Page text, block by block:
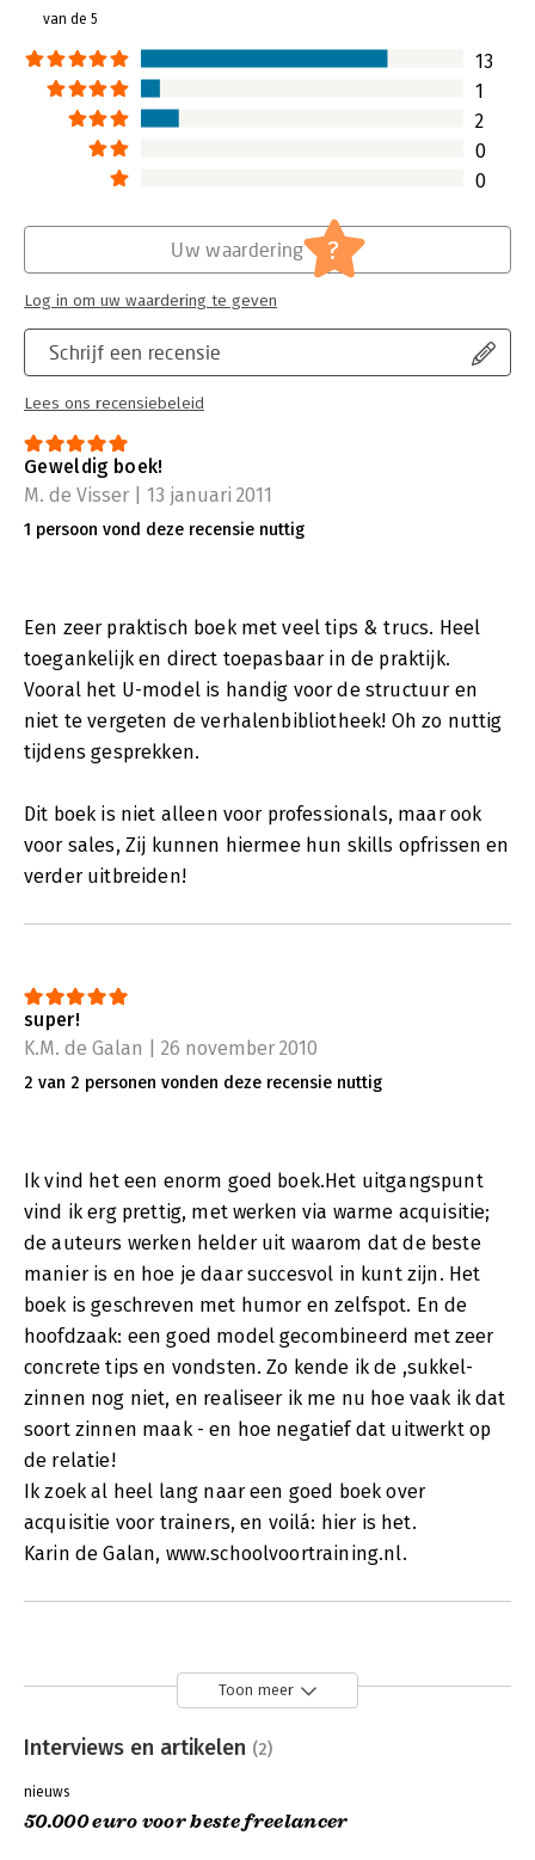
potentiële klanten aan tafel te
prettige manier een koopgesprek te
voeren.
van de 5
13
1
2
0
0
Schrijf een recensie
Lees ons recensiebeleid
Uw waardering ?
Log in om uw waardering te geven
Geweldig boek!
M. de Visser | 13 januari 2011
1 persoon vond deze recensie nuttig
Een zeer praktisch boek met veel tips & trucs. Heel
toegankelijk en direct toepasbaar in de praktijk.
Vooral het U-model is handig voor de structuur en
niet te vergeten de verhalenbibliotheek! Oh zo nuttig
tijdens gesprekken.
Dit boek is niet alleen voor professionals, maar ook
voor sales, Zij kunnen hiermee hun skills opfrissen en
verder uitbreiden!
super!
K.M. de Galan | 26 november 2010
2 van 2 personen vonden deze recensie nuttig
Ik vind het een enorm goed boek.Het uitgangspunt
vind ik erg prettig, met werken via warme acquisitie;
de auteurs werken helder uit waarom dat de beste
manier is en hoe je daar succesvol in kunt zijn. Het
boek is geschreven met humor en zelfspot. En de
hoofdzaak: een goed model gecombineerd met zeer
concrete tips en vondsten. Zo kende ik de ,sukkel-
zinnen nog niet, en realiseer ik me nu hoe vaak ik dat
soort zinnen maak - en hoe negatief dat uitwerkt op
de relatie!
Ik zoek al heel lang naar een goed boek over
acquisitie voor trainers, en voilá: hier is het.
Karin de Galan, www.schoolvoortraining.nl.
Toon meer
Interviews en artikelen (2)
nieuws
50.000 euro voor beste freelancer